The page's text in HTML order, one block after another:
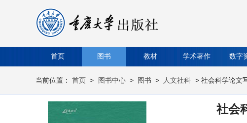
首页 图书 教材 学术著作 数字
当前位置： 首页 > 图书中心 > 图书 > 人文社科 > 社会科学论文
社会